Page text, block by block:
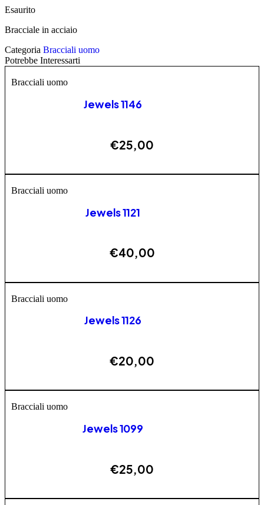
Esaurito
Bracciale in acciaio
Categoria Bracciali uomo
Potrebbe Interessarti
Bracciali uomo
Jewels 1146
€25,00
Bracciali uomo
Jewels 1121
€40,00
Bracciali uomo
Jewels 1126
€20,00
Bracciali uomo
Jewels 1099
€25,00